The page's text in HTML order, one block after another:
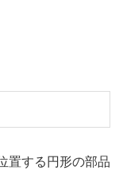
置する円形の部品